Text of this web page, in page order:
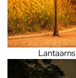
Lantaarns